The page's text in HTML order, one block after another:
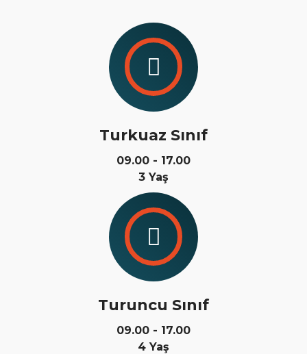
Turkuaz Sınıf
09.00 - 17.00
3 Yaş
Turuncu Sınıf
09.00 - 17.00
4 Yaş